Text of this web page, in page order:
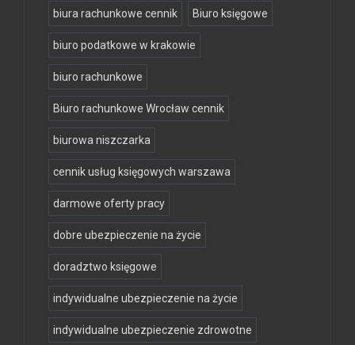
biura rachunkowe cennik Biuro księgowe
biuro podatkowe w krakowie
biuro rachunkowe
Biuro rachunkowe Wrocław cennik
biurowa niszczarka
cennik usług księgowych warszawa
darmowe oferty pracy
dobre ubezpieczenie na życie
doradztwo księgowe
indywidualne ubezpieczenie na życie
indywidualne ubezpieczenie zdrowotne